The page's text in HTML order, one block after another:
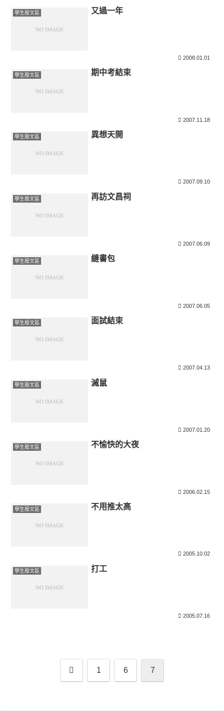
學生廢文區 又過一年
2008.01.01
學生廢文區 期中考結束
2007.11.18
學生廢文區 異想天開
2007.09.10
學生廢文區 再訪文昌祠
2007.06.09
學生廢文區 縫書包
2007.06.05
學生廢文區 面試結束
2007.04.13
學生廢文區 滅鼠
2007.01.20
學生廢文區 不愉快的大夜
2006.02.15
學生廢文區 不用推太高
2005.10.02
學生廢文區 打工
2005.07.16
上 1 6 7